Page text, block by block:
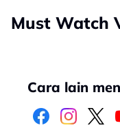
Must Watch
Cara lain